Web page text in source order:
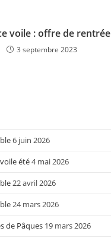
voile : offre de rentrée
3 septembre 2023
6 juin 2026
été4 mai 2026
22 avril 2026
24 mars 2026
de Pâques 19 mars 2026